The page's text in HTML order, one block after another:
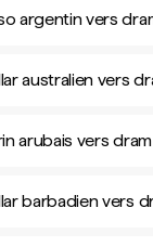
argentin vers
australien vers
arubais vers
barbadien vers